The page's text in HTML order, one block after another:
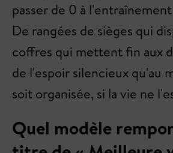
passer de 0 à
De rangées de sièges qui
coffres qui mettent fin aux
de l'espoir silencieux qu'au
soit organisée, si la vie ne
Quel modèle